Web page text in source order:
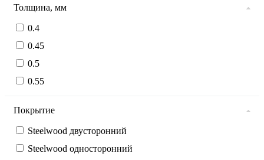
Толщина, мм
0.4
0.45
0.5
0.55
Покрытие
Steelwood двусторонний
Steelwood односторонний